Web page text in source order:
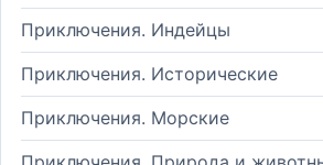
Приключения. Индейцы
Приключения. Исторические
Приключения. Морские